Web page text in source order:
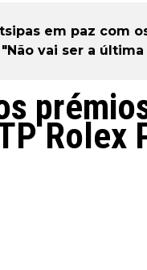
em paz com
vai ser a
Rolex